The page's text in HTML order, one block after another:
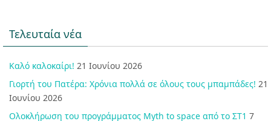
Τελευταία νέα
Καλό καλοκαίρι! 21 Ιουνίου 2026
Γιορτή του Πατέρα: Χρόνια πολλά σε όλους τους μπαμπάδες! 21
Ιουνίου 2026
Ολοκλήρωση του προγράμματος Myth to space από το ΣΤ1 7